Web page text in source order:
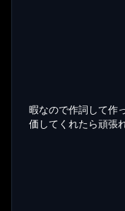
暇なので作詞して作
価してくれたら頑張